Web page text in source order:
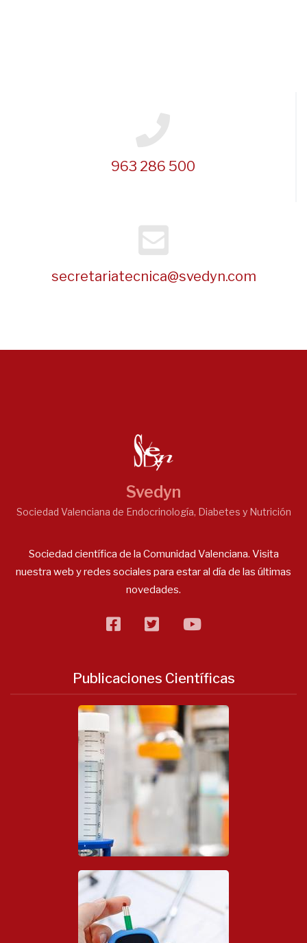
963 286 500
secretariatecnica@svedyn.com
Svedyn
Sociedad Valenciana de Endocrinología, Diabetes y Nutrición
Sociedad científica de la Comunidad Valenciana. Visita
nuestra web y redes sociales para estar al día de las últimas
novedades.
facebooktwitterflickr
Publicaciones Científicas